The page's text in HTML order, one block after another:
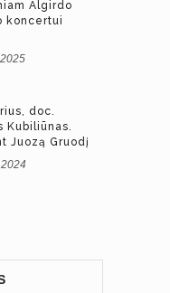
Algirdo
koncertui
doc.
Kubiliūnas.
Juozą Gruodį